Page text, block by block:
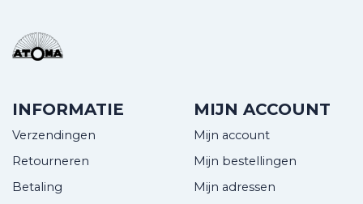
INFORMATIE
Verzendingen
Retourneren
Betaling
MIJN ACCOUNT
Mijn account
Mijn bestellingen
Mijn adressen